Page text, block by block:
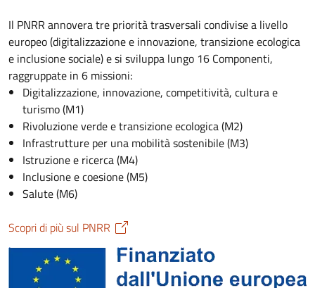
Il PNRR annovera tre priorità trasversali condivise a livello
europeo (digitalizzazione e innovazione, transizione ecologica
e inclusione sociale) e si sviluppa lungo 16 Componenti,
raggruppate in 6 missioni:
Digitalizzazione, innovazione, competitività, cultura e
turismo (M1)
Rivoluzione verde e transizione ecologica (M2)
Infrastrutture per una mobilità sostenibile (M3)
Istruzione e ricerca (M4)
Inclusione e coesione (M5)
Salute (M6)
Scopri di più sul PNRR